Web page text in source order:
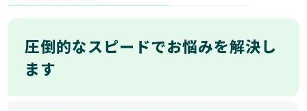
圧倒的なスピードでお悩みを解決し
ます